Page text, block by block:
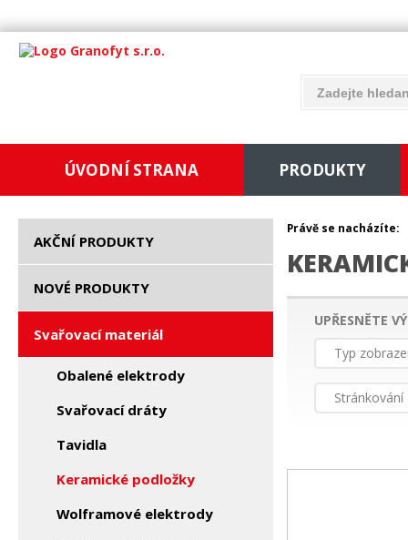
ÚVODNÍ STRANA PRODUKTY
AKČNÍ PRODUKTY
NOVÉ PRODUKTY
Svařovací materiál
Obalené elektrody
Svařovací dráty
Tavidla
Keramické podložky
Wolframové elektrody
Právě se nacházíte:
UPŘESNĚTE
Typ
Stránkování